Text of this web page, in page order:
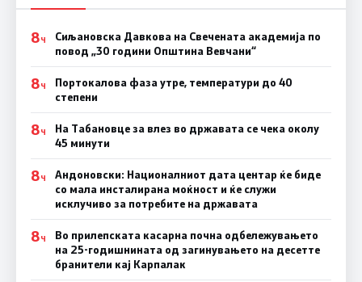
8Ч
Сиљановска Давкова на Свечената академија по
повод „30 години Општина Вевчани“
8Ч
Портокалова фаза утре, температури до 40
степени
8Ч
На Табановце за влез во државата се чека околу
45 минути
8Ч
Андоновски: Националниот дата центар ќе биде
со мала инсталирана моќност и ќе служи
исклучиво за потребите на државата
8Ч
Во прилепската касарна почна одбележувањето
на 25-годишнината од загинувањето на десетте
бранители кај Карпалак